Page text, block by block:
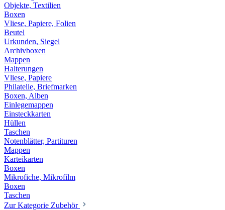
Objekte, Textilien
Boxen
Vliese, Papiere, Folien
Beutel
Urkunden, Siegel
Archivboxen
Mappen
Halterungen
Vliese, Papiere
Philatelie, Briefmarken
Boxen, Alben
Einlegemappen
Einsteckkarten
Hüllen
Taschen
Notenblätter, Partituren
Mappen
Karteikarten
Boxen
Mikrofiche, Mikrofilm
Boxen
Taschen
Zur Kategorie Zubehör